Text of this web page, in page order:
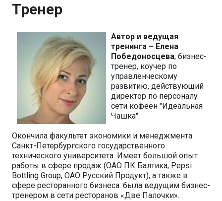
Тренер
Автор и ведущая
тренинга – Елена
Победоносцева, бизнес-
тренер, коучер по
управленческому
развитию, действующий
директор по персоналу
сети кофеен "Идеальная
Чашка".
Окончила факультет экономики и менеджмента
Санкт-Петербургского государственного
технического университета. Имеет большой опыт
работы в сфере продаж (ОАО ПК Балтика, Pepsi
Bottling Group, ОАО Русский Продукт), а также в
сфере ресторанного бизнеса: была ведущим бизнес-
тренером в сети ресторанов «Две Палочки».